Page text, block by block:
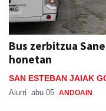
Bus zerbitzua
honetan
SAN ESTEBAN JAIAK
Aiurri abu 05 ANDOAIN